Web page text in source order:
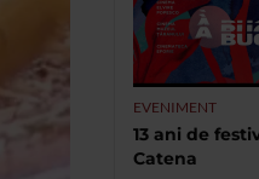
EVENIMENT
13 ani de
Catena